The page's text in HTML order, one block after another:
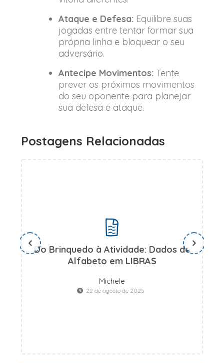
Ataque e Defesa: Equilibre suas
jogadas entre tentar formar sua
própria linha e bloquear o seu
adversário.
Antecipe Movimentos: Tente
prever os próximos movimentos
do seu oponente para planejar
sua defesa e ataque.
Postagens Relacionadas
Do Brinquedo à Atividade: Dados de
Alfabeto em LIBRAS
Michele
22 de agosto de 2025